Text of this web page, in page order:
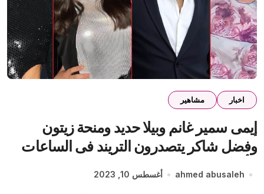
اخبار مشاهير
إيمى سمير غانم وبيلا حديد ومنحة زيتون
وفضل شاكر يتصدرون التريند فى الساعات
ahmed abusaleh أغسطس 10, 2023